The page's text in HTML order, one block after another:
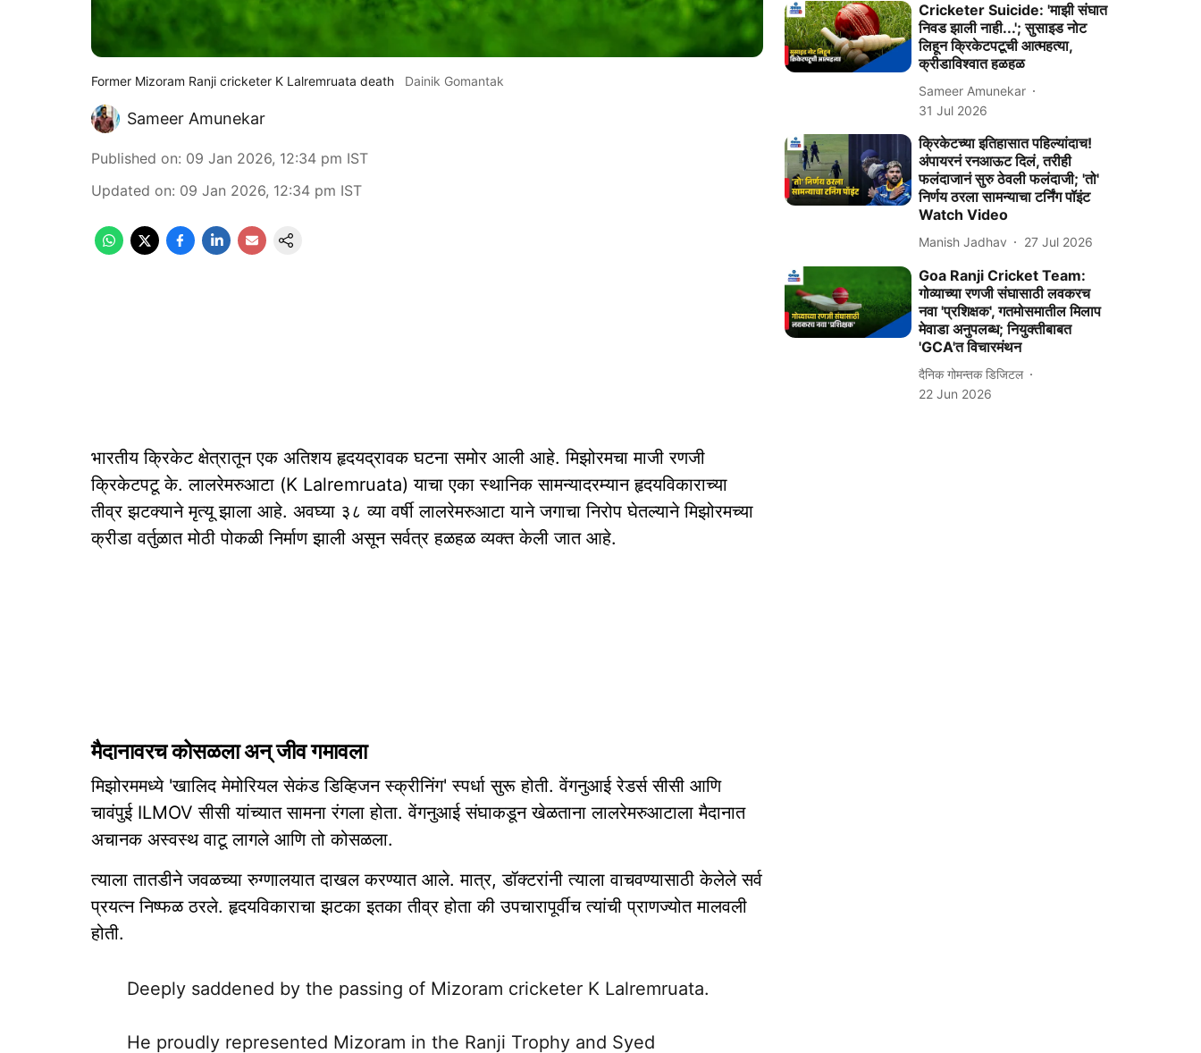
Former Mizoram Ranji cricketer K Lalremruata death Dainik Gomantak
Sameer Amunekar
Published on: 09 Jan 2026, 12:34 pm IST
Updated on: 09 Jan 2026, 12:34 pm IST
भारतीय क्रिकेट क्षेत्रातून एक अतिशय हृदयद्रावक घटना समोर आली आहे. मिझोरमचा माजी रणजी
क्रिकेटपटू के. लालरेमरुआटा (K Lalremruata) याचा एका स्थानिक सामन्यादरम्यान हृदयविकाराच्या
तीव्र झटक्याने मृत्यू झाला आहे. अवघ्या ३८ व्या वर्षी लालरेमरुआटा याने जगाचा निरोप घेतल्याने मिझोरमच्या
क्रीडा वर्तुळात मोठी पोकळी निर्माण झाली असून सर्वत्र हळहळ व्यक्त केली जात आहे.
मैदानावरच कोसळला अन् जीव गमावला
मिझोरममध्ये 'खालिद मेमोरियल सेकंड डिव्हिजन स्क्रीनिंग' स्पर्धा सुरू होती. वेंगनुआई रेडर्स सीसी आणि
चावंपुई ILMOV सीसी यांच्यात सामना रंगला होता. वेंगनुआई संघाकडून खेळताना लालरेमरुआटाला मैदानात
अचानक अस्वस्थ वाटू लागले आणि तो कोसळला.
त्याला तातडीने जवळच्या रुग्णालयात दाखल करण्यात आले. मात्र, डॉक्टरांनी त्याला वाचवण्यासाठी केलेले सर्व
प्रयत्न निष्फळ ठरले. हृदयविकाराचा झटका इतका तीव्र होता की उपचारापूर्वीच त्यांची प्राणज्योत मालवली
होती.
Deeply saddened by the passing of Mizoram cricketer K Lalremruata.
He proudly represented Mizoram in the Ranji Trophy and Syed
Cricketer Suicide: 'माझी संघात
निवड झाली नाही...'; सुसाइड नोट
लिहून क्रिकेटपटूची आत्महत्या,
क्रीडाविश्वात हळहळ
Sameer Amunekar
31 Jul 2026
क्रिकेटच्या इतिहासात पहिल्यांदाच!
अंपायरनं रनआऊट दिलं, तरीही
फलंदाजानं सुरु ठेवली फलंदाजी; 'तो'
निर्णय ठरला सामन्याचा टर्निंग पॉइंट
Watch Video
Manish Jadhav 27 Jul 2026
Goa Ranji Cricket Team:
गोव्याच्या रणजी संघासाठी लवकरच
नवा 'प्रशिक्षक', गतमोसमातील मिलाप
मेवाडा अनुपलब्ध; नियुक्तीबाबत
'GCA'त विचारमंथन
दैनिक गोमन्तक डिजिटल
22 Jun 2026